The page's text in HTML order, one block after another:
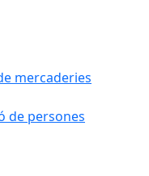
mercaderies
de persones